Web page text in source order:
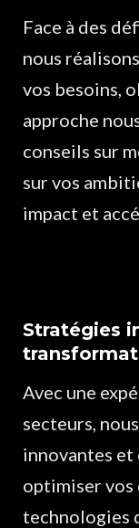
Face à des
nous
vos besoins,
approche
conseils sur
sur vos
impact et
Stratégies
Avec une
secteurs,
innovantes et
optimiser vos
technologies